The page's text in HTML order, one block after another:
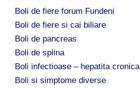
Boli de fiere forum Fundeni
Boli de fiere si cai biliare
Boli de pancreas
Boli de splina
Boli infectioase – hepatita cronica
Boli si simptome diverse